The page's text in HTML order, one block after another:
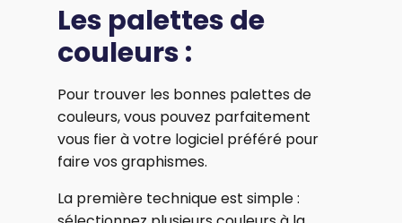
Les palettes de
couleurs :
Pour trouver les bonnes palettes de
couleurs, vous pouvez parfaitement
vous fier à votre logiciel préféré pour
faire vos graphismes.
La première technique est simple :